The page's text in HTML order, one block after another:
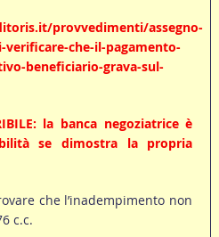
provvedimenti/assegno-
che-il-pagamento-
beneficiario-grava-sul-
la banca negoziatrice è
se dimostra la propria
che l’inadempimento non
c.c.